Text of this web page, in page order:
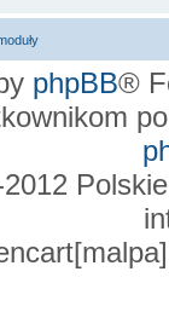
phpBB®